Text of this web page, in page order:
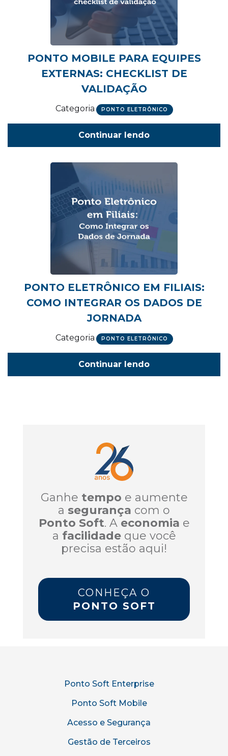
PONTO MOBILE PARA EQUIPES
EXTERNAS: CHECKLIST DE
VALIDAÇÃO
Categoria PONTO ELETRÔNICO
Continuar lendo
PONTO ELETRÔNICO EM FILIAIS:
COMO INTEGRAR OS DADOS DE
JORNADA
Categoria PONTO ELETRÔNICO
Continuar lendo
Ganhe tempo e aumente
a segurança com o
Ponto Soft. A economia e
a facilidadeque você
precisa estão aqui!
CONHEÇA O
PONTO SOFT
Ponto Soft Enterprise
Ponto Soft Mobile
Acesso e Segurança
Gestão de Terceiros